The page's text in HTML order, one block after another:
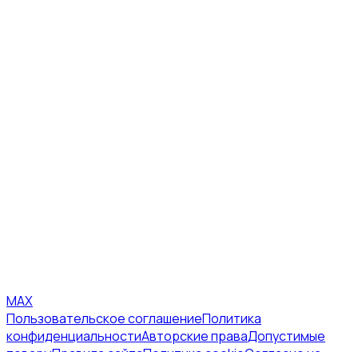
MAX
Пользовательское соглашениеПолитика
конфиденциальностиАвторские праваДопустимые